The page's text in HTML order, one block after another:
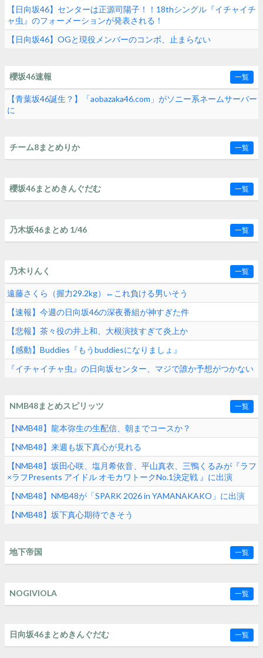
【日向坂46】センターは正源司陽子！！18thシングル『イチャイチ
ャ虫』のフォーメーションが発表される！
【日向坂46】OGと現役メンバーのコンボ、止まらない
櫻坂46速報 一覧
【青葉坂46誕生？】「aobazaka46.com」がソニー系ネームサーバー
に
チーム8まとめりか 一覧
櫻坂46まとめきんぐだむ 一覧
乃木坂46まとめ 1/46 一覧
乃木りんく 一覧
遠藤さくら（握力29.2kg）←これ負ける男いそう
【速報】今週の日向坂46の深夜番組が神すぎた件
【悲報】茶々役の井上和、大根演技すぎて炎上か
【感動】Buddies『もうbuddiesになりましょ』
『イチャイチャ虫』の日向坂センター、マジで誰か予想がつかない
NMB48まとめスピリッツ 一覧
【NMB48】龍本弥生の生配信、朝までコースか？
【NMB48】来週も坂下真心が見れる
【NMB48】坂田心咲、塩月希依音、平山真衣、三鴨くるみが『ラフ
×ラフPresents アイドル オモカワトークNo.1決定戦 』に出演
【NMB48】NMB48が「SPARK 2026 in YAMANAKAKO」に出演
【NMB48】坂下真心期待できそう
地下帝国 一覧
NOGIVIOLA 一覧
日向坂46まとめきんぐだむ 一覧